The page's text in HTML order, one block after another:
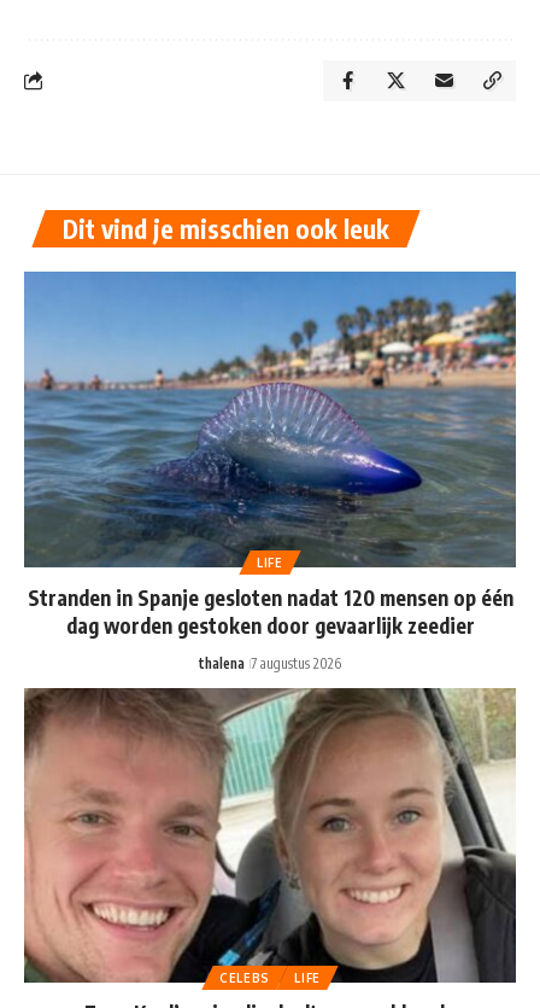
Dit vind je misschien ook leuk
LIFE
Stranden in Spanje gesloten nadat 120 mensen op één
dag worden gestoken door gevaarlijk zeedier
thalena 7 augustus 2026
CELEBS LIFE